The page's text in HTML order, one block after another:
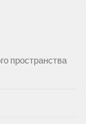
пространства